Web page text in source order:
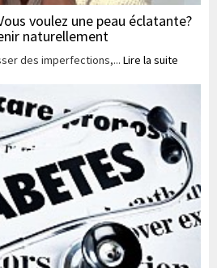
voulez une peau éclatante?
naturellement
des imperfections,... Lire la suite